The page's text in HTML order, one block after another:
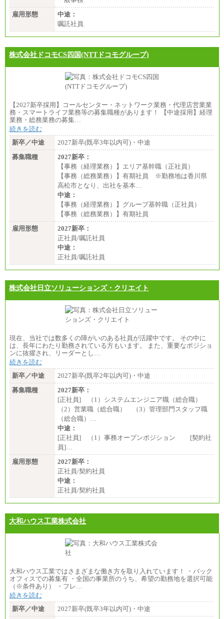
雇用形態
中途：
嘱託社員
株式会社ドコモCS四国(NTTドコモグループ)
【2027新卒採用】コールセンター・ネットワーク業務・代理店営業業
務・スマートライフ業務等の募集職種があります！ 【中途採用】経理
業務・総務業務の募集…
続きを読む
新卒／中途
2027新卒(既卒3年以内可)・中途
募集職種
2027新卒：
【事務（経理業務）】エリア基幹職（正社員）
【事務（総務業務）】有期社員 ※勤務地は香川県
高松市となり、出社を基本…
中途：
【事務（経理業務）】グループ基幹職（正社員）
【事務（総務業務）】有期社員
雇用形態
2027新卒：
正社員/嘱託社員
中途：
正社員/嘱託社員
株式会社日立ソリューションズ・クリエイト
現在、当社では数多くの障がいのある社員が活躍中です。 その中に
は、長年にわたり勤務されている方もいます。 また、重要なポジショ
ンに抜擢され、リーダーとし…
続きを読む
新卒／中途
2027新卒(既卒2年以内可)・中途
募集職種
2027新卒：
[正社員] （1）システムエンジニア職（総合職）
（2）営業職（総合職） （3）管理部門スタッフ職
（総合職）…
中途：
[正社員] （1）事務オープンポジション [契約社
員]…
雇用形態
2027新卒：
正社員/契約社員
中途：
正社員/契約社員
大和ハウス工業株式会社
大和ハウス工業ではさまざまな働き方を取り入れています！ ・バック
オフィスでの募集有 ・全国の事業所のうち、希望の勤務地を選択可能
（※条件あり） ・フレ…
続きを読む
新卒／中途
2027新卒(既卒3年以内可)・中途